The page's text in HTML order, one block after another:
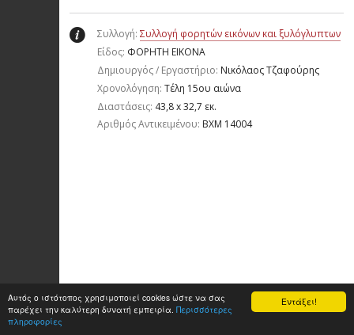
Εντάξει!
Αυτός ο ιστότοπος χρησιμοποιεί cookies ώστε να σας
παρέχει την καλύτερη δυνατή εμπειρία. Περισσότερες
πληροφορίες
Συλλογή: Συλλογή φορητών εικόνων και ξυλόγλυπτων
Είδος: ΦΟΡΗΤΗ ΕΙΚΟΝΑ
Δημιουργός / Εργαστήριο: Νικόλαος Τζαφούρης
Χρονολόγηση: Τέλη 15ου αιώνα
Διαστάσεις: 43,8 x 32,7 εκ.
Aριθμός Αντικειμένου: ΒΧΜ 14004